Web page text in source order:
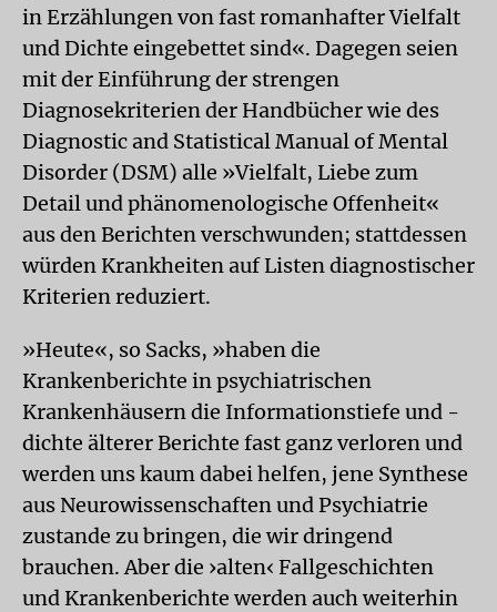
in Erzählungen von fast romanhafter Vielfalt
und Dichte eingebettet sind«. Dagegen seien
mit der Einführung der strengen
Diagnosekriterien der Handbücher wie des
Diagnostic and Statistical Manual of Mental
Disorder (DSM) alle »Vielfalt, Liebe zum
Detail und phänomenologische Offenheit«
aus den Berichten verschwunden; stattdessen
würden Krankheiten auf Listen diagnostischer
Kriterien reduziert.
»Heute«, so Sacks, »haben die
Krankenberichte in psychiatrischen
Krankenhäusern die Informationstiefe und -
dichte älterer Berichte fast ganz verloren und
werden uns kaum dabei helfen, jene Synthese
aus Neurowissenschaften und Psychiatrie
zustande zu bringen, die wir dringend
brauchen. Aber die ›alten‹ Fallgeschichten
und Krankenberichte werden auch weiterhin